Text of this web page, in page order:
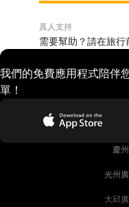
真人支持
需要幫助？請在旅行
我們的免費應用程式陪伴
單！
慶
光州
大邱